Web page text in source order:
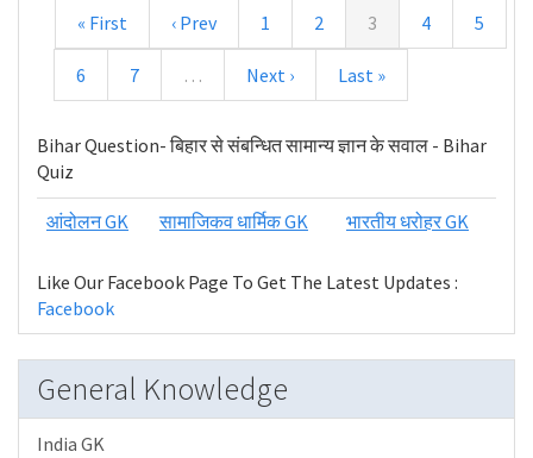
« First ‹ Prev 1 2 3 4 5
6 7 … Next › Last »
Bihar Question- बिहार से संबन्धित सामान्य ज्ञान के सवाल - Bihar
Quiz
आंदोलन GK सामाजिकव धार्मिक GK भारतीय धरोहर GK
Like Our Facebook Page To Get The Latest Updates :
Facebook
General Knowledge
India GK